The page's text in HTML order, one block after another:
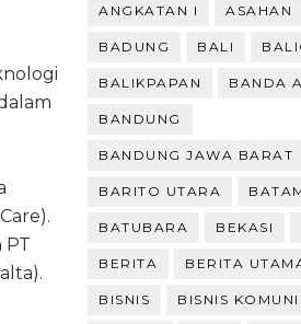
PT
ANGKATAN I ASAHAN
BADUNG BALI
BALIKPAPAN BANDA
BANDUNG
BANDUNG JAWA BARAT
BARITO UTARA
BATUBARA BEKASI
BERITA BERITA
BISNIS BISNIS